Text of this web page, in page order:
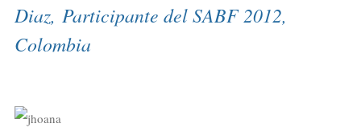
Diaz, Participante del SABF 2012,
Colombia